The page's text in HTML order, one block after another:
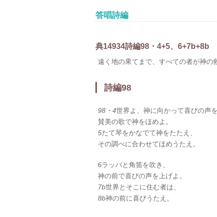
答唱詩編
典14934詩編98・4+5、6+7b+8b
遠く地の果てまで、すべての者が神の
詩編98
98・4世界よ、神に向かって喜びの声を
賛美の歌で神をほめよ。
5たて琴をかなでて神をたたえ、
その調べに合わせてほめうたえ。
6ラッパと角笛を吹き、
神の前で喜びの声を上げよ。
7b世界とそこに住む者は、
8b神の前に喜びうたえ。